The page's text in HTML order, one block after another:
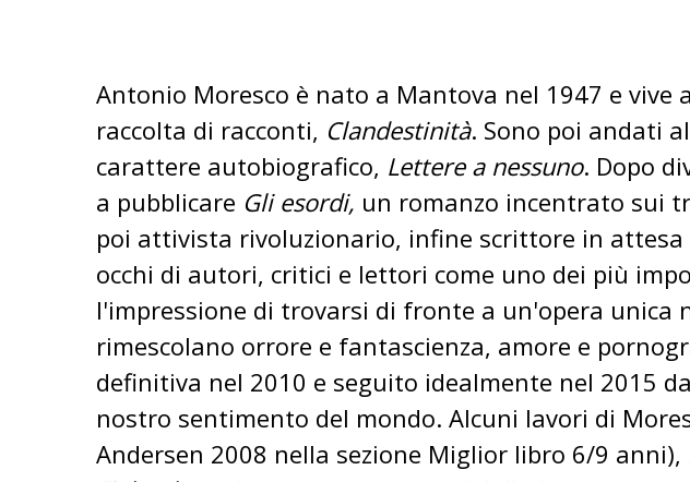
Antonio Moresco è nato a Mantova nel 1947 e
raccolta di racconti, Clandestinità. Sono poi andati
carattere autobiografico, Lettere a nessuno. Dopo
a pubblicare Gli esordi, un romanzo incentrato sui
poi attivista rivoluzionario, infine scrittore in
occhi di autori, critici e lettori come uno dei più
l'impressione di trovarsi di fronte a un'opera unica
rimescolano orrore e fantascienza, amore e
definitiva nel 2010 e seguito idealmente nel 2015 da
nostro sentimento del mondo. Alcuni lavori di
Andersen 2008 nella sezione Miglior libro 6/9 anni),